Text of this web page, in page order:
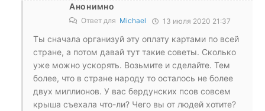
Анонимно
Ответ для Michael 13 июля 2020 21:37
Ты сначала организуй эту оплату картами по всей
стране, а потом давай тут такие советы. Сколько
уже можно ускорять. Возьмите и сделайте. Тем
более, что в стране народу то осталось не более
двух миллионов. У вас бердунских псов совсем
крыша съехала что-ли? Чего вы от людей хотите?